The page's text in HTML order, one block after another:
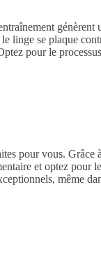
linge se plaque
pour le
pour vous.
et optez pour
même